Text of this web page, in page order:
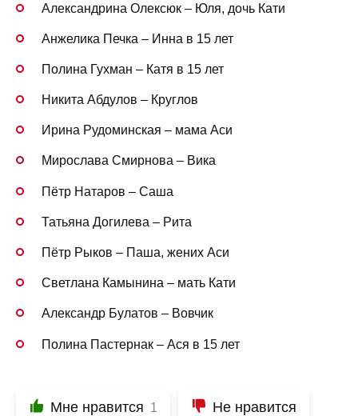
Александрина Олексюк – Юля, дочь Кати
Анжелика Печка – Инна в 15 лет
Полина Гухман – Катя в 15 лет
Никита Абдулов – Круглов
Ирина Рудоминская – мама Аси
Мирослава Смирнова – Вика
Пётр Натаров – Саша
Татьяна Догилева – Рита
Пётр Рыков – Паша, жених Аси
Светлана Камынина – мать Кати
Александр Булатов – Вовчик
Полина Пастернак – Ася в 15 лет
Мне нравится 1 Не нравится